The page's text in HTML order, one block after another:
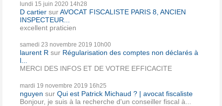
lundi 15 juin 2020 14h28
D cartier surAVOCAT FISCALISTE PARIS 8, ANCIEN
INSPECTEUR...
excellent praticien
samedi 23 novembre 2019 10h00
laurent R sur Régularisation des comptes non déclarés à
l...
MERCI DES INFOS ET DE VOTRE EFFICACITE
mardi 19 novembre 2019 16h25
nguyen sur Qui est Patrick Michaud ? | avocat fiscaliste
Bonjour, je suis à la recherche d'un conseiller fiscal à...